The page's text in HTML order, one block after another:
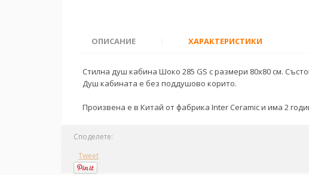
ОПИСАНИЕ ХАРАКТЕРИСТИКИ
Стилна душ кабина Шоко 285 GS с размери 80x80 см.
Душ кабината е без поддушово корито.
Произвена е в Китай от фабрика Inter Ceramic и има 2
Споделете:
Tweet